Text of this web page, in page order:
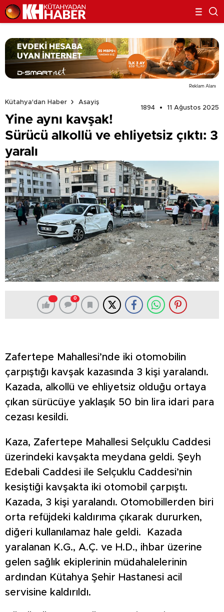
Reklam Alanı
Kütahya'dan Haber
Asayiş
1894
11 Ağustos 2025
Yine aynı kavşak!
Sürücü alkollü ve ehliyetsiz çıktı: 3
yaralı
0
Zafertepe Mahallesi’nde iki otomobilin
çarpıştığı kavşak kazasında 3 kişi yaralandı.
Kazada, alkollü ve ehliyetsiz olduğu ortaya
çıkan sürücüye yaklaşık 50 bin lira idari para
cezası kesildi.
Kaza, Zafertepe Mahallesi Selçuklu Caddesi
üzerindeki kavşakta meydana geldi. Şeyh
Edebali Caddesi ile Selçuklu Caddesi’nin
kesiştiği kavşakta iki otomobil çarpıştı.
Kazada, 3 kişi yaralandı. Otomobillerden biri
orta refüjdeki kaldırıma çıkarak dururken,
diğeri kullanılamaz hale geldi. Kazada
yaralanan K.G., A.Ç. ve H.D., ihbar üzerine
gelen sağlık ekiplerinin müdahalelerinin
ardından Kütahya Şehir Hastanesi acil
servisine kaldırıldı.